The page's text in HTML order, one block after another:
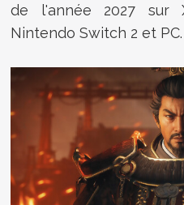
de l'année 2027 sur
Nintendo Switch 2 et PC.